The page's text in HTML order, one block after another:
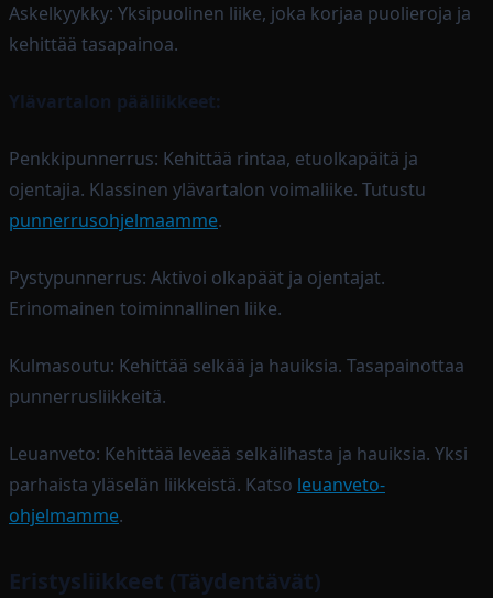
Askelkyykky: Yksipuolinen liike, joka korjaa puolieroja ja
kehittää tasapainoa.
Ylävartalon pääliikkeet:
Penkkipunnerrus: Kehittää rintaa, etuolkapäitä ja
ojentajia. Klassinen ylävartalon voimaliike. Tutustu
punnerrusohjelmaamme.
Pystypunnerrus: Aktivoi olkapäät ja ojentajat.
Erinomainen toiminnallinen liike.
Kulmasoutu: Kehittää selkää ja hauiksia. Tasapainottaa
punnerrusliikkeitä.
Leuanveto: Kehittää leveää selkälihasta ja hauiksia. Yksi
parhaista yläselän liikkeistä. Katso leuanveto-
ohjelmamme.
Eristysliikkeet (Täydentävät)